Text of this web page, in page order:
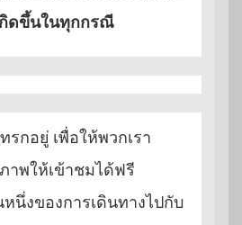
ดขึ้นในทุกกรณี
กอยู่ เพื่อให้พวกเรา
าพให้เข้าชมได้ฟรี
นึ่งของการเดินทางไปกับ